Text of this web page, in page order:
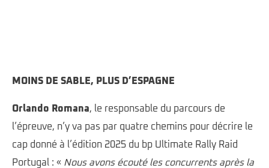
MOINS DE SABLE, PLUS D’ESPAGNE
Orlando Romana, le responsable du parcours de
l’épreuve, n’y va pas par quatre chemins pour décrire le
cap donné à l’édition 2025 du bp Ultimate Rally Raid
Portugal : « Nous avons écouté les concurrents après la